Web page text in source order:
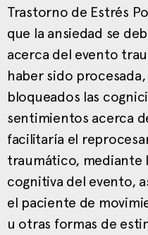
Trastorno de Estrés
que la ansiedad se
acerca del evento
haber sido
bloqueados las
sentimientos acerca
facilitaría el
traumático, mediante
cognitiva del evento,
el paciente de
u otras formas de